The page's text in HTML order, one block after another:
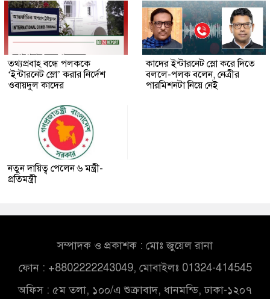
তথ্যপ্রবাহ বন্ধে পলককে
‘ইন্টারনেট স্লো’ করার নির্দেশ
ওবায়দুল কাদের
কাদের ইন্টারনেট স্লো করে দিতে
বললে-পলক বলেন, নেত্রীর
পারমিশনটা নিয়ে নেই
নতুন দায়িত্ব পেলেন ৬ মন্ত্রী-
প্রতিমন্ত্রী
সম্পাদক ও প্রকাশক : মোঃ জুয়েল রানা
ফোন : +8802222243049, মোবাইলঃ 01324-414545
অফিস : ৫ম তলা, ১০০/এ শুক্রাবাদ, ধানমন্ডি, ঢাকা-১২০৭